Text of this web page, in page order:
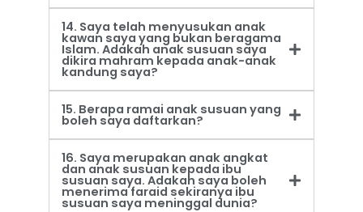
14. Saya telah menyusukan anak
kawan saya yang bukan beragama
Islam. Adakah anak susuan saya
dikira mahram kepada anak-anak
kandung saya?
15. Berapa ramai anak susuan yang
boleh saya daftarkan?
16. Saya merupakan anak angkat
dan anak susuan kepada ibu
susuan saya. Adakah saya boleh
menerima faraid sekiranya ibu
susuan saya meninggal dunia?